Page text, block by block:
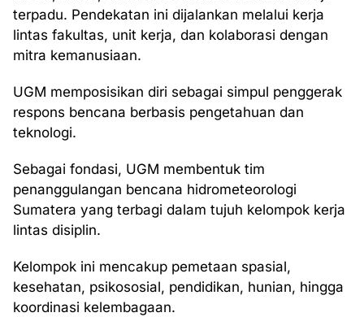
terpadu. Pendekatan ini dijalankan melalui kerja
lintas fakultas, unit kerja, dan kolaborasi dengan
mitra kemanusiaan.
UGM memposisikan diri sebagai simpul penggerak
respons bencana berbasis pengetahuan dan
teknologi.
Sebagai fondasi, UGM membentuk tim
penanggulangan bencana hidrometeorologi
Sumatera yang terbagi dalam tujuh kelompok kerja
lintas disiplin.
Kelompok ini mencakup pemetaan spasial,
kesehatan, psikososial, pendidikan, hunian, hingga
koordinasi kelembagaan.